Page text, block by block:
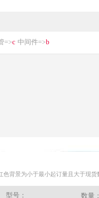
=>c 中间件=>b
色背景为小于最小起订量且大于现
型号： 数量